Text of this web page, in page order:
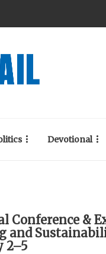
Devotional
Conference &
and
2–5